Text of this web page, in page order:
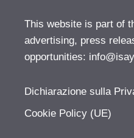
This website is part of
advertising, press
opportunities:
Dichiarazione sulla
Cookie Policy (UE)